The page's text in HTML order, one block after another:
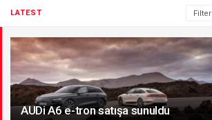
LATEST Filter
AUDi A6 e-tron satışa sunuldu